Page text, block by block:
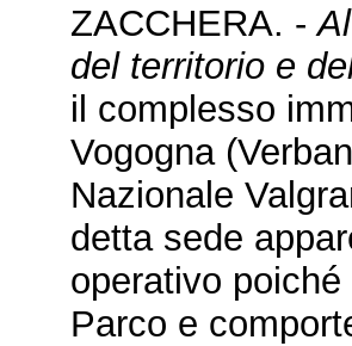
ZACCHERA. -
del territorio e
il complesso
Vogogna
Nazionale
detta sede
operativo
Parco e